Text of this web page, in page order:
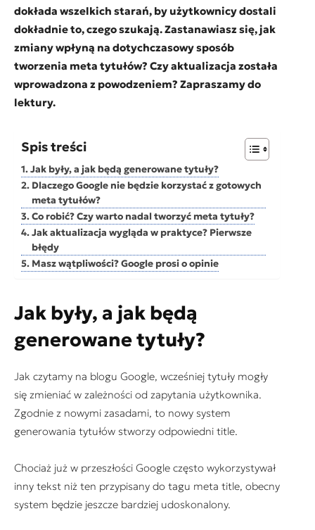
dokłada wszelkich starań, by użytkownicy dostali
dokładnie to, czego szukają. Zastanawiasz się, jak
zmiany wpłyną na dotychczasowy sposób
tworzenia meta tytułów? Czy aktualizacja została
wprowadzona z powodzeniem? Zapraszamy do
lektury.
Spis treści
Jak były, a jak będą generowane tytuły?
Dlaczego Google nie będzie korzystać z gotowych
meta tytułów?
Co robić? Czy warto nadal tworzyć meta tytuły?
Jak aktualizacja wygląda w praktyce? Pierwsze
błędy
Masz wątpliwości? Google prosi o opinie
Jak były, a jak będą
generowane tytuły?
Jak czytamy na blogu Google, wcześniej tytuły mogły
się zmieniać w zależności od zapytania użytkownika.
Zgodnie z nowymi zasadami, to nowy system
generowania tytułów stworzy odpowiedni title.
Chociaż już w przeszłości Google często wykorzystywał
inny tekst niż ten przypisany do tagu meta title, obecny
system będzie jeszcze bardziej udoskonalony.